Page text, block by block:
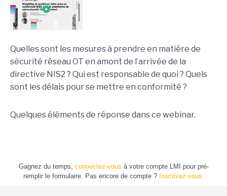
Quelles sont les mesures à prendre en matière de
sécurité réseau OT en amont de l’arrivée de la
directive NIS2 ? Qui est responsable de quoi ? Quels
sont les délais pour se mettre en conformité ?
Quelques éléments de réponse dans ce webinar.
Gagnez du temps, connectez-vous à votre compte LMI pour pré-
remplir le formulaire. Pas encore de compte ? Inscrivez-vous.